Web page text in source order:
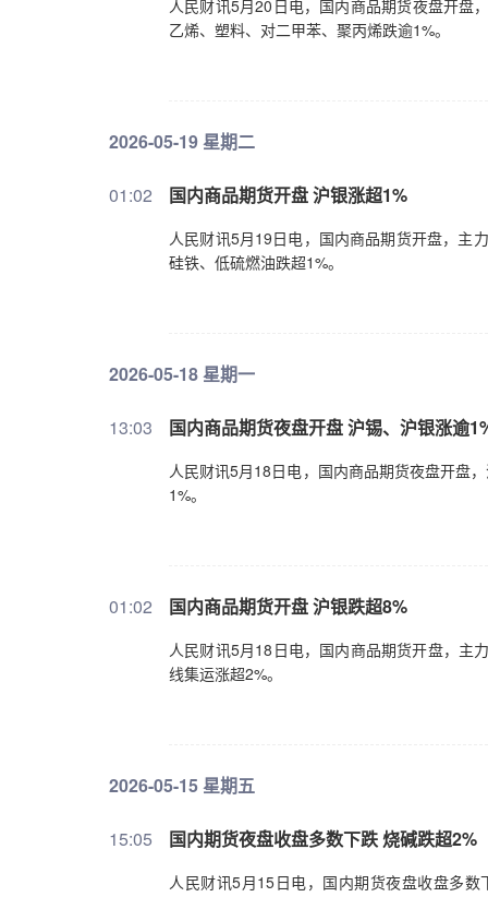
人民财讯5月20日电，国内商品期货夜盘开盘
乙烯、塑料、对二甲苯、聚丙烯跌逾1%。
2026-05-19 星期二
01:02 国内商品期货开盘 沪银涨超1%
人民财讯5月19日电，国内商品期货开盘，主
硅铁、低硫燃油跌超1%。
2026-05-18 星期一
13:03 国内商品期货夜盘开盘 沪锡、沪银涨逾
人民财讯5月18日电，国内商品期货夜盘开盘
1%。
01:02 国内商品期货开盘 沪银跌超8%
人民财讯5月18日电，国内商品期货开盘，主
线集运涨超2%。
2026-05-15 星期五
15:05 国内期货夜盘收盘多数下跌 烧碱跌超2%
人民财讯5月15日电，国内期货夜盘收盘多